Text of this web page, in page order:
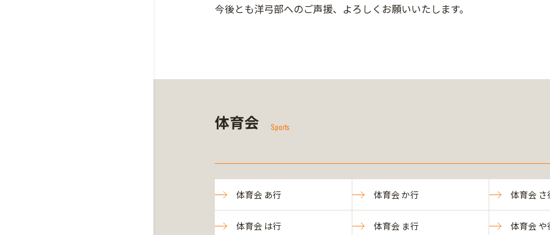
今後とも洋弓部へのご声援、よろしくお願いいたします。
体育会 Sports
体育会 あ行 体育会 か行 体育会 さ
体育会 は行 体育会 ま行 体育会 や